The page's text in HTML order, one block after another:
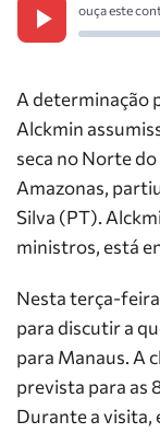
ouça este
A determinação
Alckmin
seca no Norte
Amazonas,
Silva (PT).
ministros, está
Nesta terça-
para discutir a
para Manaus. A
prevista para as
Durante a visita,